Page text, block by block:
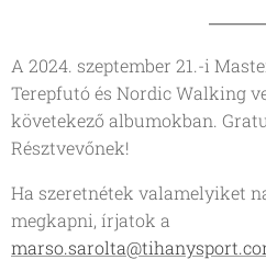
A 2024. szeptember 21.-i
Terepfutó és Nordic Walking
követekező albumokban.
Résztvevőnek!
Ha szeretnétek valamelyiket
megkapni, írjatok a